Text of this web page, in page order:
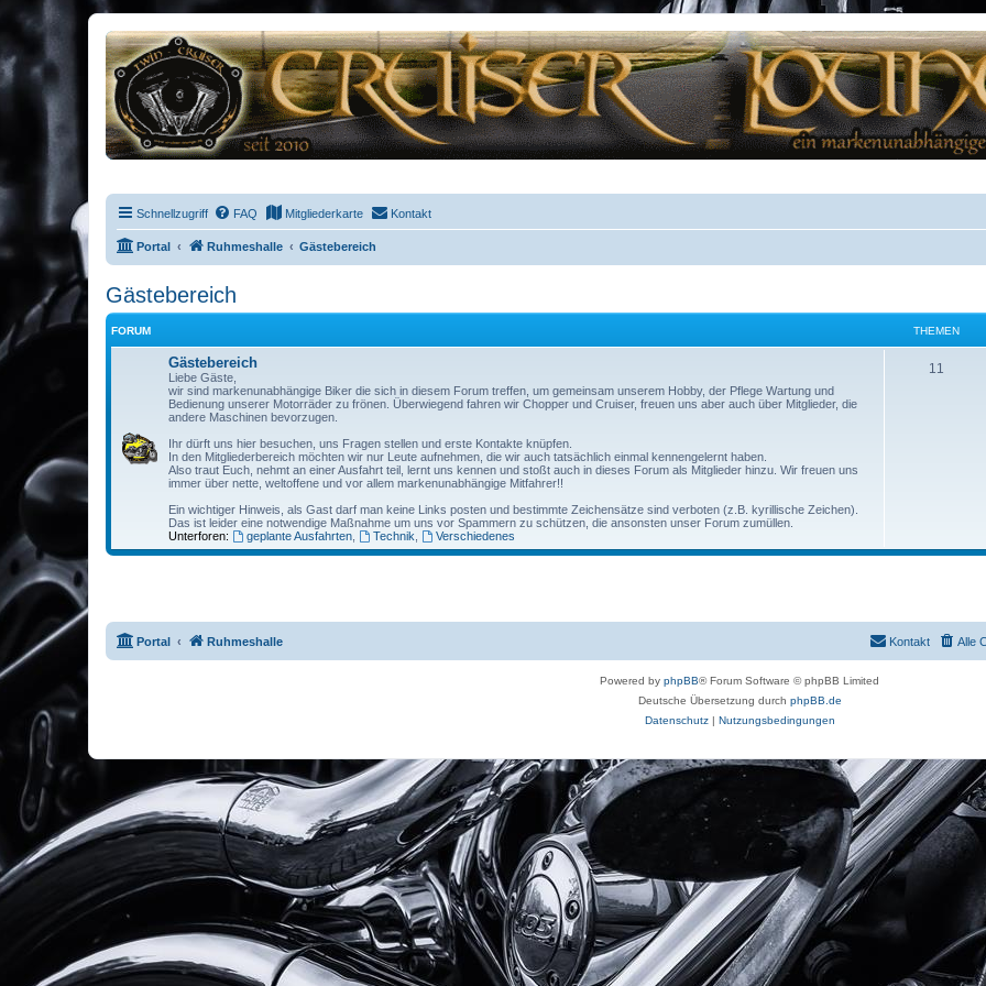
Schnellzugriff FAQ Mitgliederkarte Kontakt
Portal Ruhmeshalle Gästebereich
Gästebereich
FORUM THEMEN
Gästebereich
Liebe Gäste,
wir sind markenunabhängige Biker die sich in diesem Forum treffen, um gemeinsam unserem Hobby, der Pflege Wartung und
Bedienung unserer Motorräder zu frönen. Überwiegend fahren wir Chopper und Cruiser, freuen uns aber auch über Mitglieder, die
andere Maschinen bevorzugen.
Ihr dürft uns hier besuchen, uns Fragen stellen und erste Kontakte knüpfen.
In den Mitgliederbereich möchten wir nur Leute aufnehmen, die wir auch tatsächlich einmal kennengelernt haben.
Also traut Euch, nehmt an einer Ausfahrt teil, lernt uns kennen und stoßt auch in dieses Forum als Mitglieder hinzu. Wir freuen uns
immer über nette, weltoffene und vor allem markenunabhängige Mitfahrer!!
Ein wichtiger Hinweis, als Gast darf man keine Links posten und bestimmte Zeichensätze sind verboten (z.B. kyrillische Zeichen).
Das ist leider eine notwendige Maßnahme um uns vor Spammern zu schützen, die ansonsten unser Forum zumüllen.
Unterforen:
geplante Ausfahrten, Technik Verschiedenes
11
Portal Ruhmeshalle Alle
Kontakt
Powered by phpBB® Forum Software © phpBB Limited
Deutsche Übersetzung durch phpBB.de
Datenschutz| Nutzungsbedingungen